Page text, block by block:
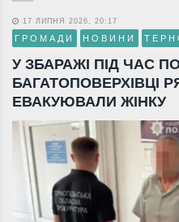
17 ЛИПНЯ 2026, 20:17
ГРОМАДИ НОВИНИ
У ЗБАРАЖІ ПІД ЧАС
БАГАТОПОВЕРХІВЦІ
ЕВАКУЮВАЛИ ЖІНКУ